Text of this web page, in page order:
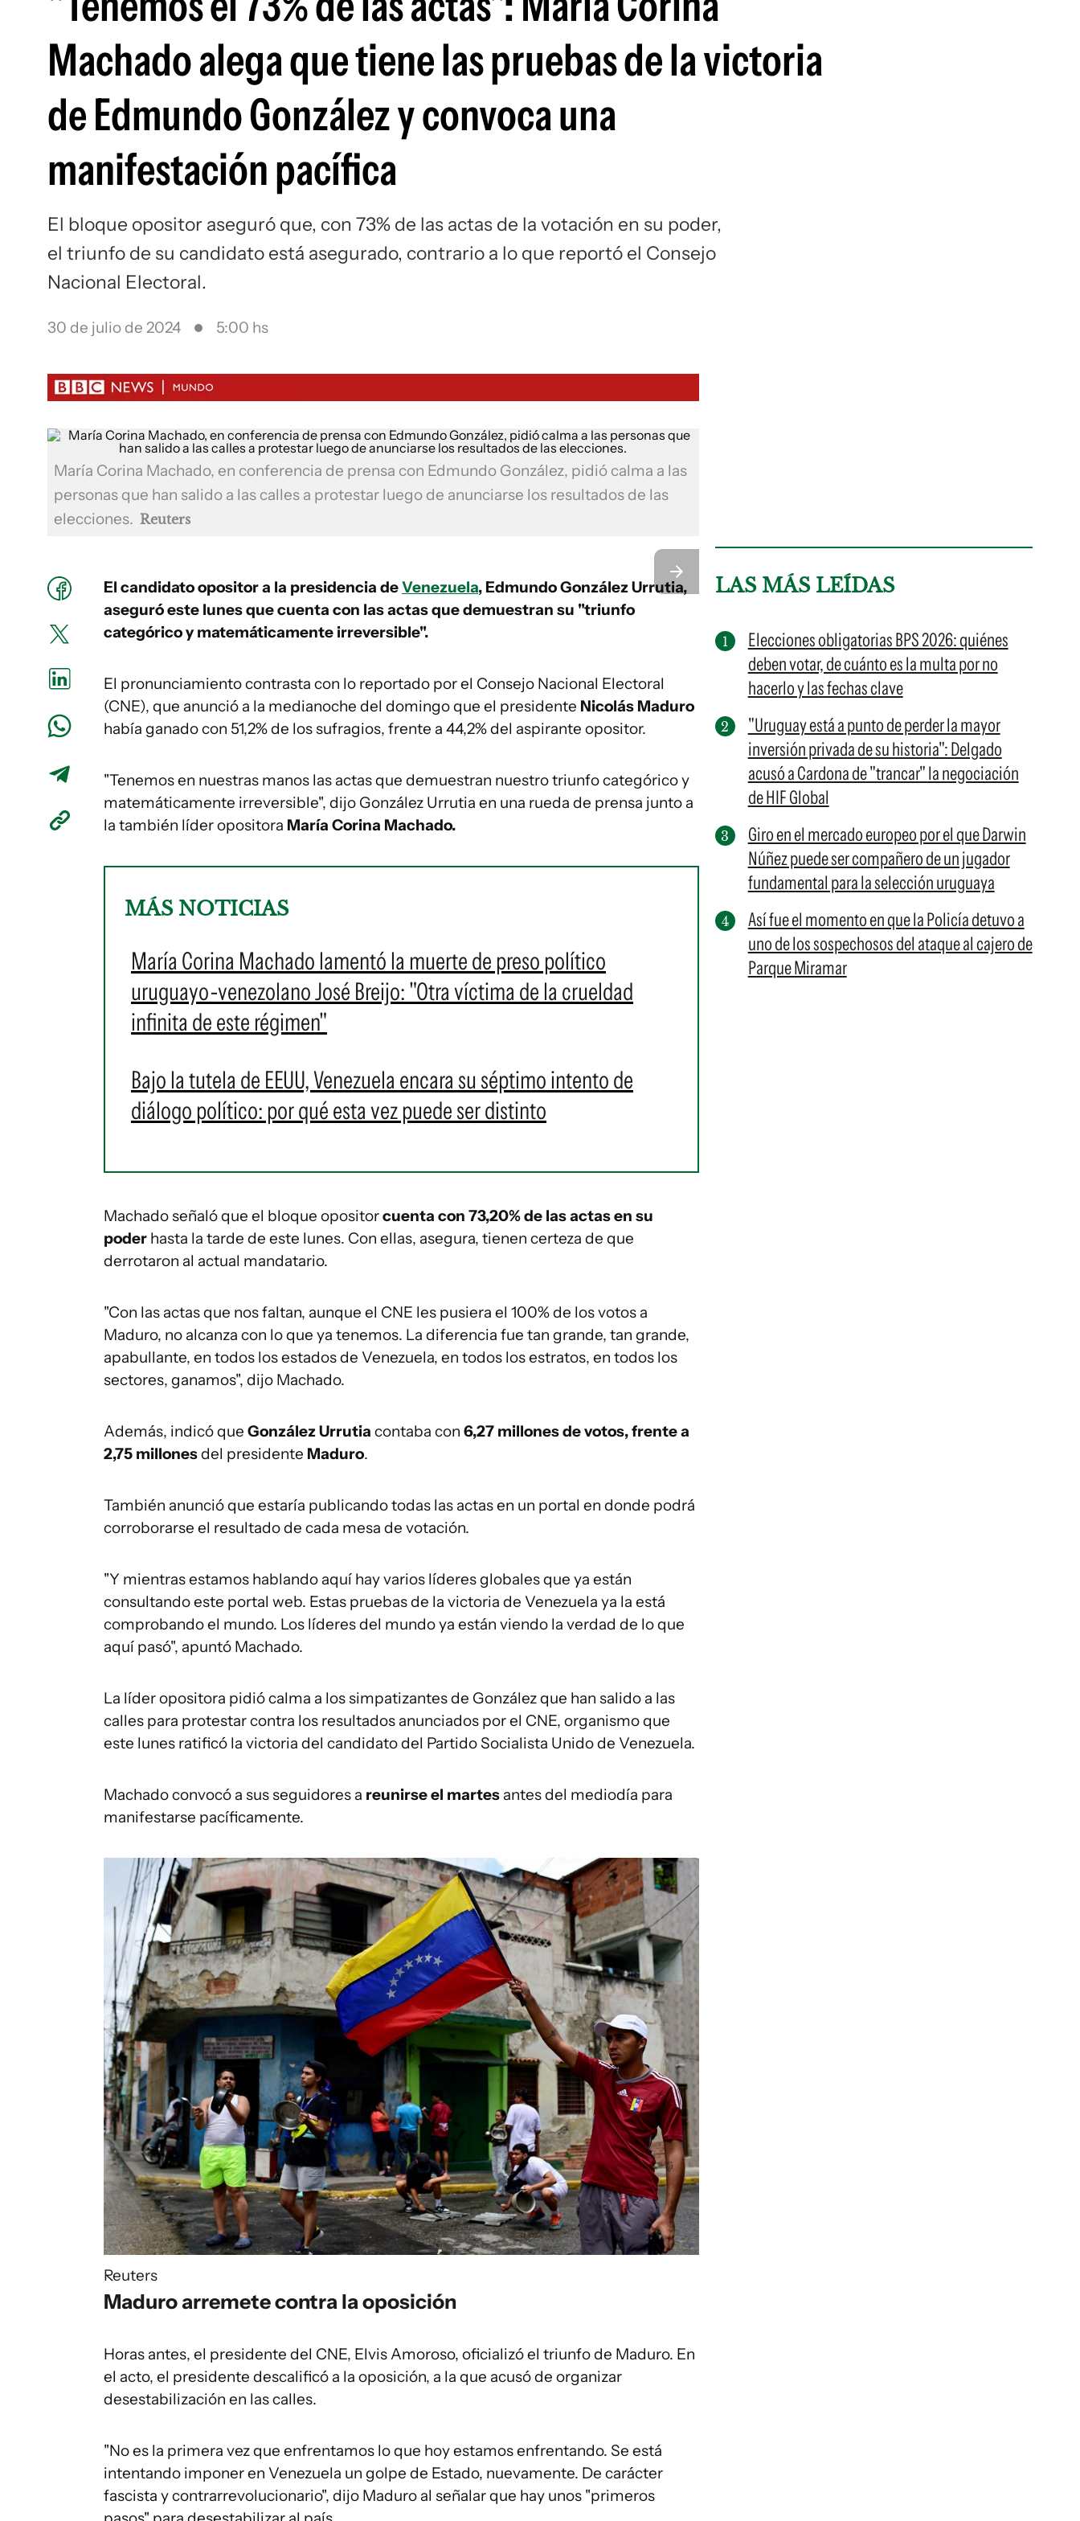
Machado alega que tiene las pruebas de la victoria
de Edmundo González y convoca una
manifestación pacífica
El bloque opositor aseguró que, con 73% de las actas de la votación en su poder,
el triunfo de su candidato está asegurado, contrario a lo que reportó el Consejo
Nacional Electoral.
30 de julio de 2024 5:00 hs
María Corina Machado, en conferencia de prensa con Edmundo González, pidió calma a las
personas que han salido a las calles a protestar luego de anunciarse los resultados de las
elecciones. Reuters
El candidato opositor a la presidencia deVenezuela, Edmundo González Urrutia,
aseguró este lunes que cuenta con las actas que demuestran su "triunfo
categórico y matemáticamente irreversible".
El pronunciamiento contrasta con lo reportado por el Consejo Nacional Electoral
(CNE), que anunció a la medianoche del domingo que el presidente Nicolás Maduro
había ganado con 51,2% de los sufragios, frente a 44,2% del aspirante opositor.
"Tenemos en nuestras manos las actas que demuestran nuestro triunfo categórico y
matemáticamente irreversible", dijo González Urrutia en una rueda de prensa junto a
la también líder opositora María Corina Machado.
MÁS NOTICIAS
María Corina Machado lamentó la muerte de preso político
uruguayo-venezolano José Breijo: "Otra víctima de la crueldad
infinita de este régimen"
Bajo la tutela de EEUU, Venezuela encara su séptimo intento de
diálogo político: por qué esta vez puede ser distinto
Machado señaló que el bloque opositorcuenta con 73,20% de las actas en su
poder hasta la tarde de este lunes. Con ellas, asegura, tienen certeza de que
derrotaron al actual mandatario.
"Con las actas que nos faltan, aunque el CNE les pusiera el 100% de los votos a
Maduro, no alcanza con lo que ya tenemos. La diferencia fue tan grande, tan grande,
apabullante, en todos los estados de Venezuela, en todos los estratos, en todos los
sectores, ganamos", dijo Machado.
Además, indicó que González Urrutia contaba con 6,27 millones de votos, frente a
2,75 millonesdel presidente Maduro.
También anunció que estaría publicando todas las actas en un portal en donde podrá
corroborarse el resultado de cada mesa de votación.
"Y mientras estamos hablando aquí hay varios líderes globales que ya están
consultando este portal web. Estas pruebas de la victoria de Venezuela ya la está
comprobando el mundo. Los líderes del mundo ya están viendo la verdad de lo que
aquí pasó", apuntó Machado.
La líder opositora pidió calma a los simpatizantes de González que han salido a las
calles para protestar contra los resultados anunciados por el CNE, organismo que
este lunes ratificó la victoria del candidato del Partido Socialista Unido de Venezuela.
Machado convocó a sus seguidores a reunirse el martes antes del mediodía para
manifestarse pacíficamente.
Reuters
Maduro arremete contra la oposición
Horas antes, el presidente del CNE, Elvis Amoroso, oficializó el triunfo de Maduro. En
el acto, el presidente descalificó a la oposición, a la que acusó de organizar
desestabilización en las calles.
"No es la primera vez que enfrentamos lo que hoy estamos enfrentando. Se está
intentando imponer en Venezuela un golpe de Estado, nuevamente. De carácter
fascista y contrarrevolucionario", dijo Maduro al señalar que hay unos "primeros
LAS MÁS LEÍDAS
Elecciones obligatorias BPS 2026: quiénes
deben votar, de cuánto es la multa por no
hacerlo y las fechas clave
"Uruguay está a punto de perder la mayor
inversión privada de su historia": Delgado
acusó a Cardona de "trancar" la negociación
de HIF Global
Giro en el mercado europeo por el que Darwin
Núñez puede ser compañero de un jugador
fundamental para la selección uruguaya
Así fue el momento en que la Policía detuvo a
uno de los sospechosos del ataque al cajero de
Parque Miramar